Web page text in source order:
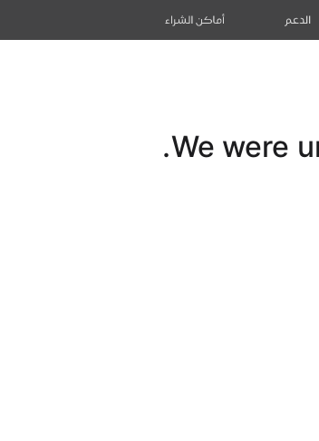
الدعم أماكن الشراء
We were